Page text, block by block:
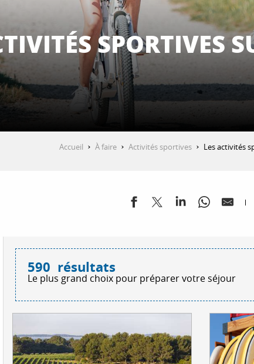
SPORTIVES
Accueil À faire Activités sportives Les activités
590 résultats
Le plus grand choix pour préparer votre séjour